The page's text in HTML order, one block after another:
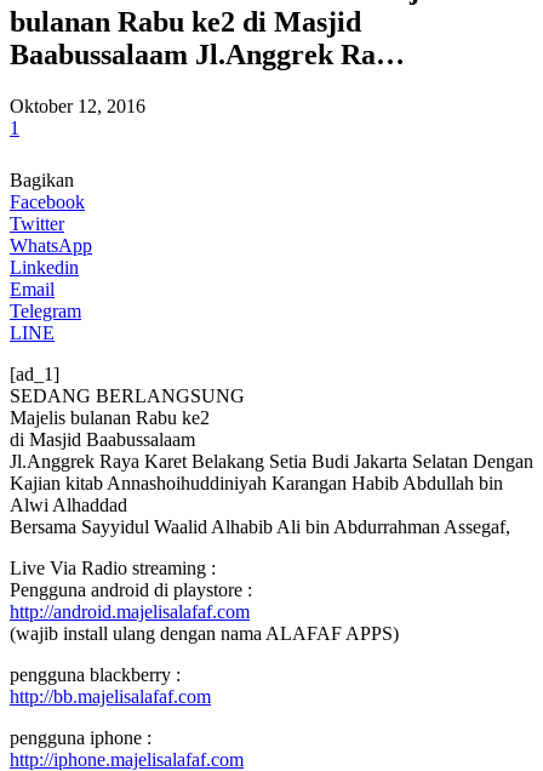
bulanan Rabu ke2 di Masjid
Baabussalaam Jl.Anggrek Ra…
Oktober 12, 2016
1
Bagikan
Facebook
Twitter
WhatsApp
Linkedin
Email
Telegram
LINE
[ad_1]
SEDANG BERLANGSUNG
Majelis bulanan Rabu ke2
di Masjid Baabussalaam
Jl.Anggrek Raya Karet Belakang Setia Budi Jakarta Selatan Dengan
Kajian kitab Annashoihuddiniyah Karangan Habib Abdullah bin
Alwi Alhaddad
Bersama Sayyidul Waalid Alhabib Ali bin Abdurrahman Assegaf,
Live Via Radio streaming :
Pengguna android di playstore :
http://android.majelisalafaf.com
(wajib install ulang dengan nama ALAFAF APPS)
pengguna blackberry :
http://bb.majelisalafaf.com
pengguna iphone :
http://iphone.majelisalafaf.com